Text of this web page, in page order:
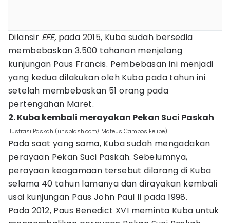
Dilansir EFE, pada 2015, Kuba sudah bersedia
membebaskan 3.500 tahanan menjelang
kunjungan Paus Francis. Pembebasan ini menjadi
yang kedua dilakukan oleh Kuba pada tahun ini
setelah membebaskan 51 orang pada
pertengahan Maret.
2. Kuba kembali merayakan Pekan Suci Paskah
ilustrasi Paskah (unsplash.com/ Mateus Campos Felipe)
Pada saat yang sama, Kuba sudah mengadakan
perayaan Pekan Suci Paskah. Sebelumnya,
perayaan keagamaan tersebut dilarang di Kuba
selama 40 tahun lamanya dan dirayakan kembali
usai kunjungan Paus John Paul II pada 1998.
Pada 2012, Paus Benedict XVI meminta Kuba untuk